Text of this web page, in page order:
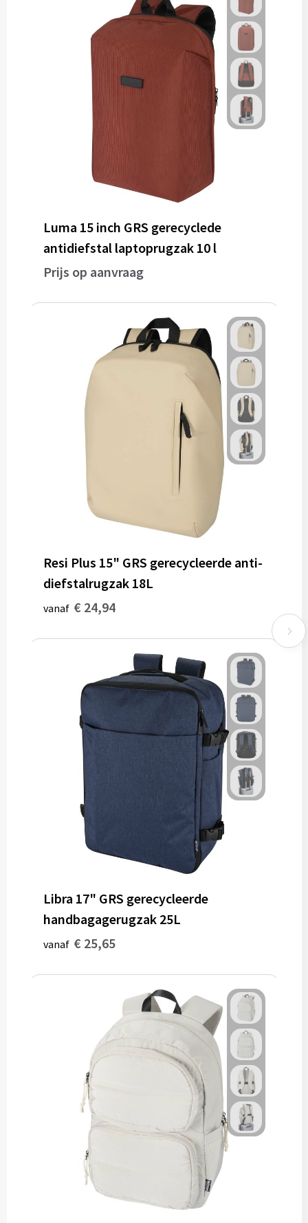
Persoonlijke verzorging
Luma 15 inch GRS gerecyclede
antidiefstal laptoprugzak 10 l
Prijs op aanvraag
Resi Plus 15" GRS gerecycleerde anti-
diefstalrugzak 18L
vanaf € 24,94
Libra 17" GRS gerecycleerde
handbagagerugzak 25L
vanaf € 25,65